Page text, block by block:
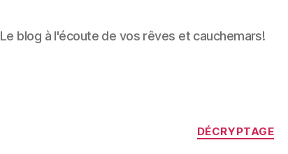
Le blog à l'écoute de vos rêves et cauchemars!
DÉCRYPTAGE